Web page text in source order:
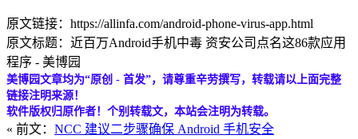
原文链接：https://allinfa.com/android-phone-virus-app.html
原文标题：近百万Android手机中毒 资安公司点名这86款应用
程序 - 美博园
美博园文章均为“原创 - 首发”，请尊重辛劳撰写，转载请以上面完整
链接注明来源！
软件版权归原作者！个别转载文，本站会注明为转载。
« 前文： NCC 建议二步骤确保 Android 手机安全